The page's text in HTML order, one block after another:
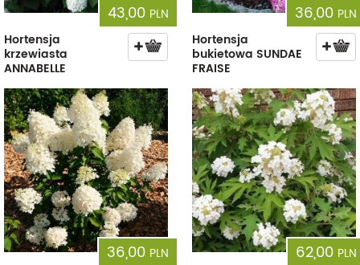
43,00 PLN
Hortensja
krzewiasta
ANNABELLE
36,00 PLN
Hortensja
bukietowa SUNDAE
FRAISE
36,00 PLN
62,00 PLN